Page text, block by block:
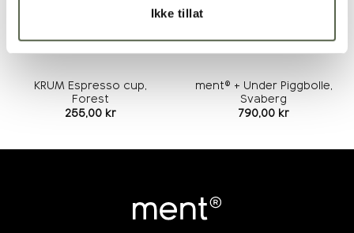
Ikke tillat
KRUM Espresso cup,
Forest
255,00 kr
ment® + Under Piggbolle,
Svaberg
790,00 kr